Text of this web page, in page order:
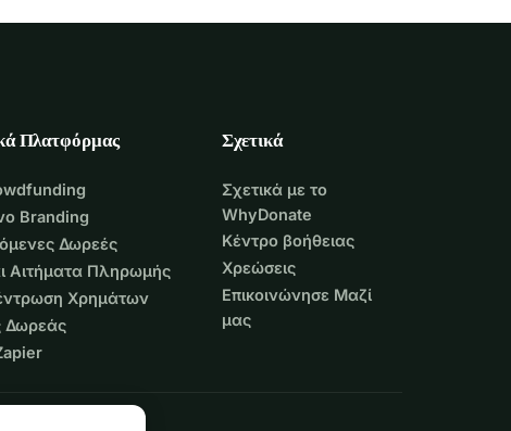
Πλατφόρμας
Branding
Δωρεές
Αιτήματα Πληρωμής
Χρημάτων
Δωρεάς
Σχετικά
Σχετικά με το
WhyDonate
Κέντρο βοήθειας
Χρεώσεις
Επικοινώνησε Μαζί
μας